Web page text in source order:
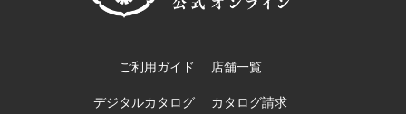
ご利用ガイド 店舗一覧
デジタルカタログ カタログ請求